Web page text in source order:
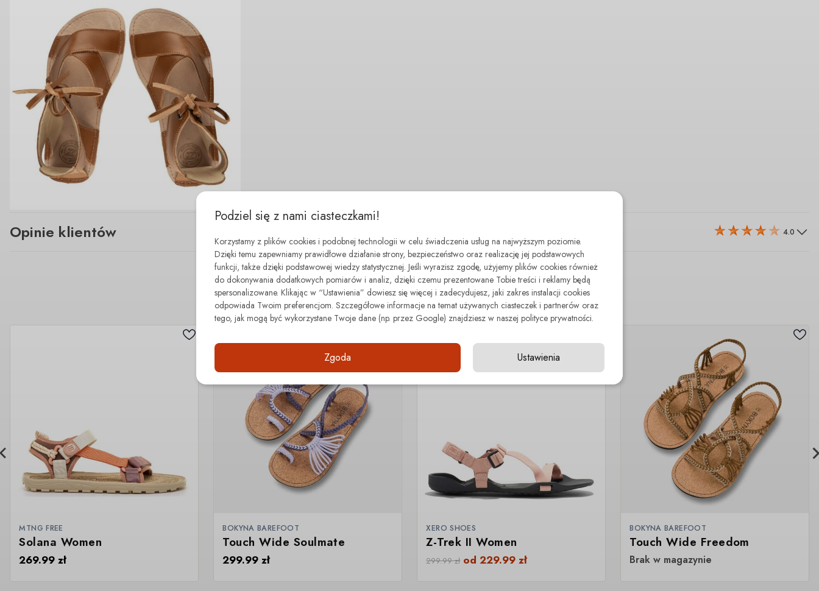
Opinie klientów 4.0
minimal step
Z tej samej kategorii
MTNG FREE
Solana Women
269.99zł
BOKYNA BAREFOOT
Touch Wide Soulmate
299.99zł
XERO SHOES
Z-Trek II Women
299.99zł od229.99zł
BOKYNA BAREFOOT
Touch Wide Freedom
Brak w magazynie
Podziel się z nami ciasteczkami!
Korzystamy z plików cookies i podobnej technologii w celu świadczenia usług na najwyższym poziomie.
Dzięki temu zapewniamy prawidłowe działanie strony, bezpieczeństwo oraz realizację jej podstawowych
funkcji, także dzięki podstawowej wiedzy statystycznej. Jeśli wyrazisz zgodę, użyjemy plików cookies również
do dokonywania dodatkowych pomiarów i analiz, dzięki czemu prezentowane Tobie treści i reklamy będą
spersonalizowane. Klikając w “Ustawienia” dowiesz się więcej i zadecydujesz, jaki zakres instalacji cookies
odpowiada Twoim preferencjom. Szczegółowe informacje na temat używanych ciasteczek i partnerów oraz
tego, jak mogą być wykorzystane Twoje dane (np. przez Google) znajdziesz w naszej polityce prywatności.
Zgoda Ustawienia